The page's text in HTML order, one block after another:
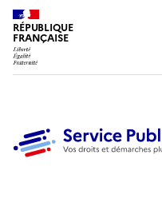
RÉPUBLIQUE
FRANÇAISE